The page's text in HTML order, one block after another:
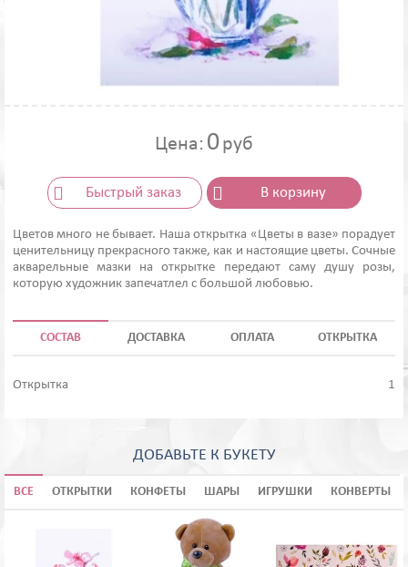
Цена: 0руб
Быстрый заказ В корзину
Цветов много не бывает. Наша открытка «Цветы в вазе» порадует
ценительницу прекрасного также, как и настоящие цветы. Сочные
акварельные мазки на открытке передают саму душу розы,
которую художник запечатлел с большой любовью.
СОСТАВ ДОСТАВКА ОПЛАТА ОТКРЫТКА
Открытка 1
ДОБАВЬТЕ К БУКЕТУ
ВСЕ ОТКРЫТКИ КОНФЕТЫ ШАРЫ ИГРУШКИ КОНВЕРТЫ